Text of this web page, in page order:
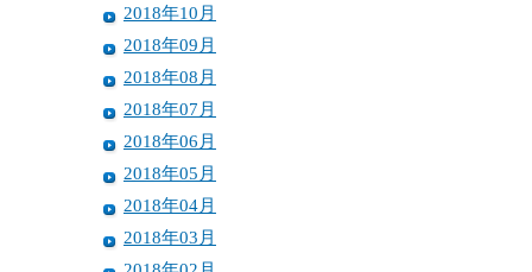
2018年10月
2018年09月
2018年08月
2018年07月
2018年06月
2018年05月
2018年04月
2018年03月